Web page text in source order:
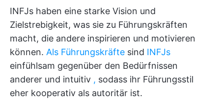
INFJs haben eine starke Vision und
Zielstrebigkeit, was sie zu Führungskräften
macht, die andere inspirieren und motivieren
können. Als Führungskräfte sind INFJs
einfühlsam gegenüber den Bedürfnissen
anderer und intuitiv , sodass ihr Führungsstil
eher kooperativ als autoritär ist.